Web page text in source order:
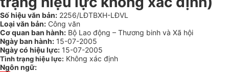
Số hiệu văn bản: 2256/LĐTBXH-LĐVL
Loại văn bản: Công văn
Cơ quan ban hành: Bộ Lao động – Thương binh và Xã hội
Ngày ban hành: 15-07-2005
Ngày có hiệu lực: 15-07-2005
Tình trạng hiệu lực: Không xác định
Ngôn ngữ: